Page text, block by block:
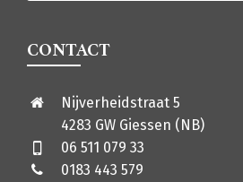
CONTACT
Nijverheidstraat 5
4283 GW Giessen (NB)
06 511 079 33
0183 443 579